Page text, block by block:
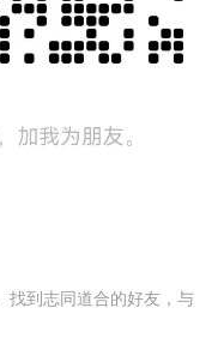
找到志同道合的好友，与